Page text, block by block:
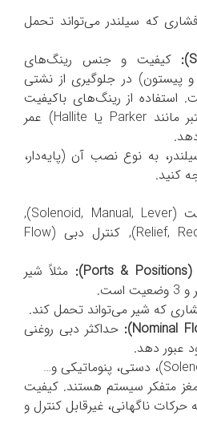
که سیلندر می‌تواند تحمل
): کیفیت و جنس رینگ‌های
و پیستون) در جلوگیری از نشتی
استفاده از رینگ‌های باکیفیت
(مثلاً از برندهای معتبر مانند Parker یا Hallite) عمر
به نوع نصب آن (پایه‌دار،
کنید.
کنترل جهت (Solenoid, Manual, Lever),
کنترل فشار (Relief, Reducing), کنترل دبی (Flow
(
Ports& Positions
): مثلاً شیر
که شیر می‌تواند تحمل کند.
Nominal
): حداکثر دبی روغنی
عبور دهد.
متفکر سیستم هستند. کیفیت
حرکات ناگهانی، غیرقابل کنترل و